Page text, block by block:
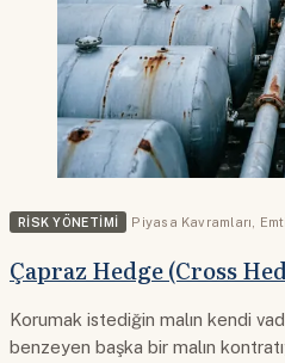
RISK YÖNETIMI Piyasa Kavramları
Çapraz Hedge (Cross
Korumak istediğin malın kendi
benzeyen başka bir malın